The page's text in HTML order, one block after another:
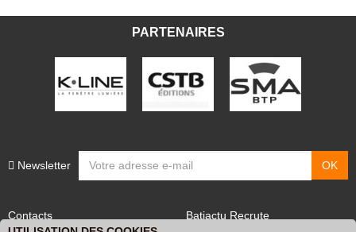
PARTENAIRES
Newsletter
Contacts
Batiactu Recrute